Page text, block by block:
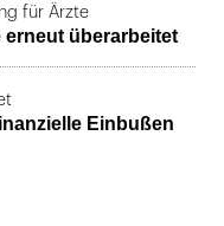
für Ärzte
erneut überarbeitet
Einbußen